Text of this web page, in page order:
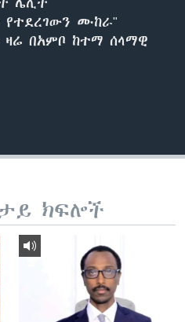
ሌሊት
ሙከራ"
በአምቦ ከተማ ሰላማዊ
ክፍሎች